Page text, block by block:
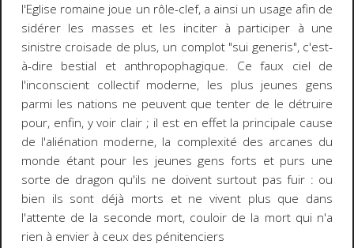
l'Eglise romaine joue un rôle-clef, a ainsi un usage afin de
sidérer les masses et les inciter à participer à une
sinistre croisade de plus, un complot "sui generis", c'est-
à-dire bestial et anthropophagique. Ce faux ciel de
l'inconscient collectif moderne, les plus jeunes gens
parmi les nations ne peuvent que tenter de le détruire
pour, enfin, y voir clair ; il est en effet la principale cause
de l'aliénation moderne, la complexité des arcanes du
monde étant pour les jeunes gens forts et purs une
sorte de dragon qu'ils ne doivent surtout pas fuir : ou
bien ils sont déjà morts et ne vivent plus que dans
l'attente de la seconde mort, couloir de la mort qui n'a
rien à envier à ceux des pénitenciers